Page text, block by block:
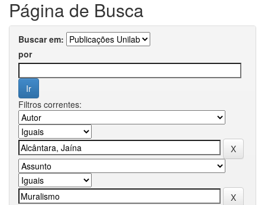
Página de Busca
Buscar em:
por
Filtros correntes: